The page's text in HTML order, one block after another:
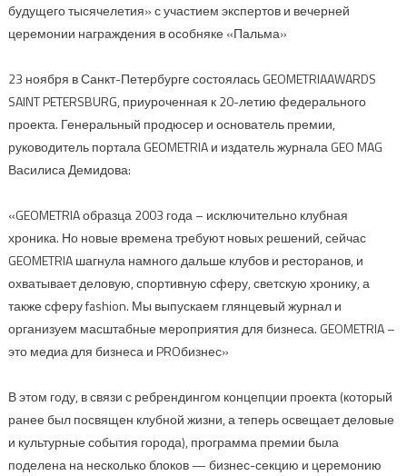
будущего тысячелетия» с участием экспертов и вечерней
церемонии награждения в особняке «Пальма»
23 ноября в Санкт-Петербурге состоялась GEOMETRIAAWARDS
SAINT PETERSBURG, приуроченная к 20-летию федерального
проекта. Генеральный продюсер и основатель премии,
руководитель портала GEOMETRIA и издатель журнала GEO MAG
Василиса Демидова:
«GEOMETRIA образца 2003 года – исключительно клубная
хроника. Но новые времена требуют новых решений, сейчас
GEOMETRIA шагнула намного дальше клубов и ресторанов, и
охватывает деловую, спортивную сферу, светскую хронику, а
также сферу fashion. Мы выпускаем глянцевый журнал и
организуем масштабные мероприятия для бизнеса. GEOMETRIA –
это медиа для бизнеса и PROбизнес»
В этом году, в связи с ребрендингом концепции проекта (который
ранее был посвящен клубной жизни, а теперь освещает деловые
и культурные события города), программа премии была
поделена на несколько блоков — бизнес-секцию и церемонию